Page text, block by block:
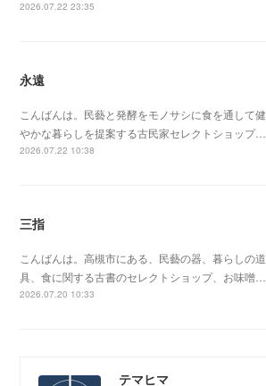
2026.07.22 23:35
永遠
こんばんは。民藝と発酵をモノサシに食を通して健
やかな暮らしを提案する古民家セレクトショップ…
2026.07.22 10:38
三指
こんばんは。高槻市にある、民藝の器、暮らしの道
具、食に関する古書のセレクトショップ、お味噌…
2026.07.20 10:33
テマヒマ